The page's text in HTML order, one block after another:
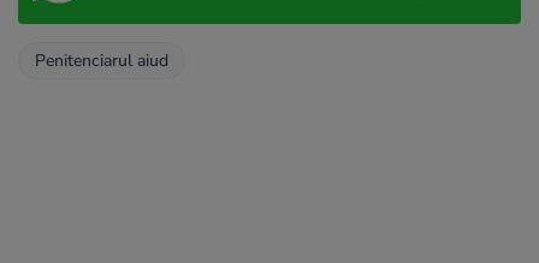
Penitenciarul aiud